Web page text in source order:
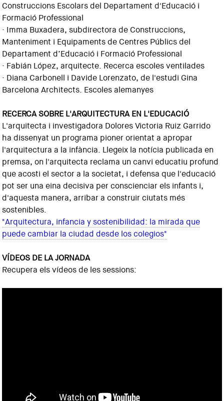
Construccions Escolars del Departament d'Educació i
Formació Professional
· Imma Buxadera, subdirectora de Construccions,
Manteniment i Equipaments de Centres Públics del
Departament d’Educació i Formació Professional
· Fabián López, arquitecte. Recerca escoles ventilades
· Diana Carbonell i Davide Lorenzato, de l'estudi Gina
Barcelona Architects. Escoles alemanyes
RECERCA SOBRE L'ARQUITECTURA EN L'EDUCACIÓ
L'arquitecta i investigadora Dolores Victoria Ruiz Garrido
ha dissenyat un programa pioner orientat a apropar
l'arquitectura a la infància. Llegeix la notícia publicada en
premsa, on l'arquitecta reclama un canvi educatiu profund
que acosti el sector a la societat, i defensa que l'educació
pot ser una eina decisiva per conscienciar els infants i,
d'aquesta manera, arribar a construir ciutats més
sostenibles.
"Arquitectura, infancia y sostenibilidad: la mirada que
puede cambiar la ciudad desde los colegios"
VÍDEOS DE LA JORNADA
Recupera els vídeos de les sessions: